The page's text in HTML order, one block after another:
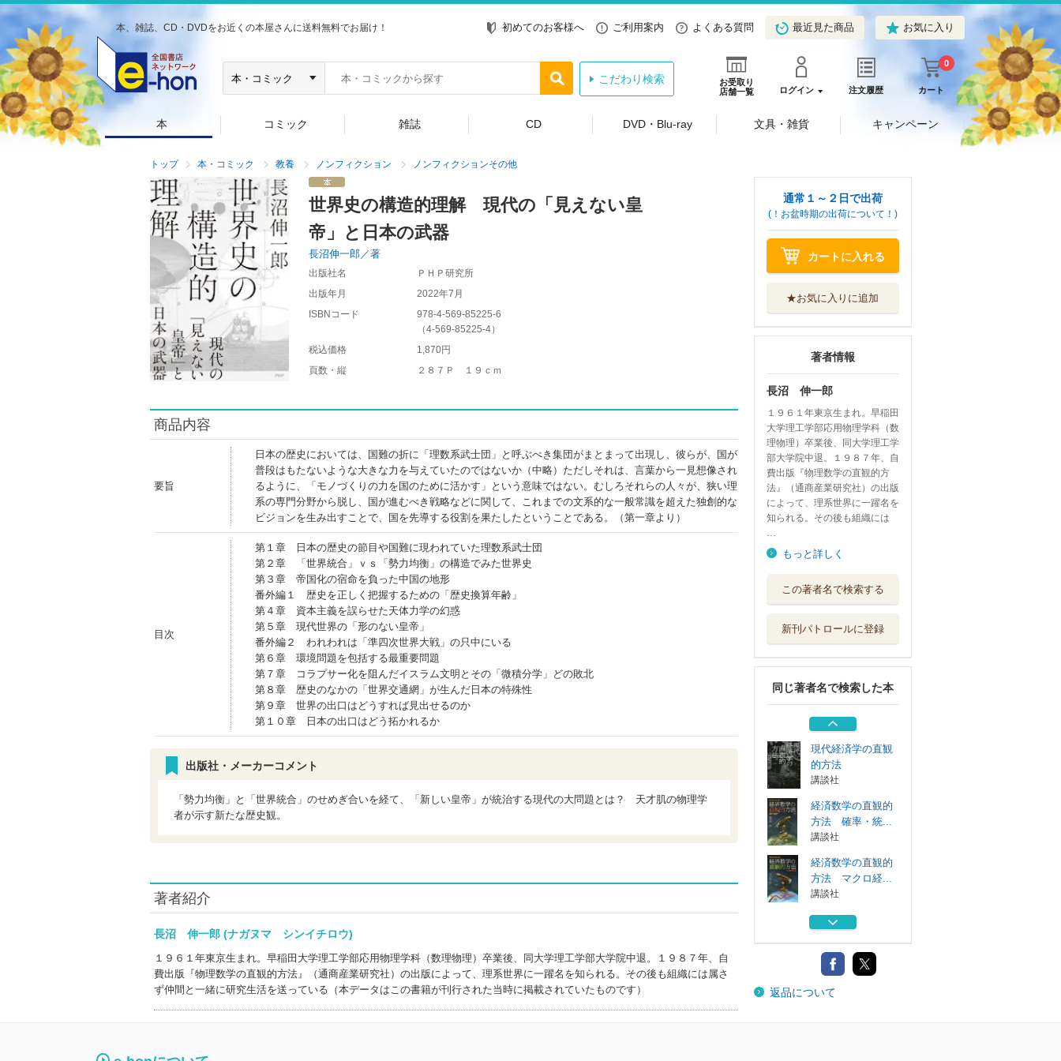
本、雑誌、CD・DVDをお近くの本屋さんに送料無料でお届け！ 初めてのお客様へ ご利用案内 よくある質問 最近見た商品 お気に入り
お受取り
店舗一覧
ログイン 注文履歴 カート
0
こだわり検索
本 コミック 雑誌 CD DVD・Blu-ray 文具・雑貨 キャンペーン
トップ 本・コミック 教養 ノンフィクション ノンフィクションその他
世界史の構造的理解 現代の「見えない皇
帝」と日本の武器
長沼伸一郎／著
出版社名
ＰＨＰ研究所
出版年月
2022年7月
ISBNコード
978-4-569-85225-6
（4-569-85225-4）
税込価格
1,870円
頁数・縦
２８７Ｐ １９ｃｍ
商品内容
要旨
日本の歴史においては、国難の折に「理数系武士団」と呼ぶべき集団がまとまって出現し、彼らが、国が
普段はもたないような大きな力を与えていたのではないか（中略）ただしそれは、言葉から一見想像され
るように、「モノづくりの力を国のために活かす」という意味ではない。むしろそれらの人々が、狭い理
系の専門分野から脱し、国が進むべき戦略などに関して、これまでの文系的な一般常識を超えた独創的な
ビジョンを生み出すことで、国を先導する役割を果たしたということである。（第一章より）
目次
第１章 日本の歴史の節目や国難に現われていた理数系武士団
第２章 「世界統合」ｖｓ「勢力均衡」の構造でみた世界史
第３章 帝国化の宿命を負った中国の地形
番外編１ 歴史を正しく把握するための「歴史換算年齢」
第４章 資本主義を誤らせた天体力学の幻惑
第５章 現代世界の「形のない皇帝」
番外編２ われわれは「準四次世界大戦」の只中にいる
第６章 環境問題を包括する最重要問題
第７章 コラプサー化を阻んだイスラム文明とその「微積分学」どの敗北
第８章 歴史のなかの「世界交通網」が生んだ日本の特殊性
第９章 世界の出口はどうすれば見出せるのか
第１０章 日本の出口はどう拓かれるか
出版社・メーカーコメント
「勢力均衡」と「世界統合」のせめぎ合いを経て、「新しい皇帝」が統治する現代の大問題とは？ 天才肌の物理学
者が示す新たな歴史観。
著者紹介
長沼 伸一郎 (ナガヌマ シンイチロウ)
１９６１年東京生まれ。早稲田大学理工学部応用物理学科（数理物理）卒業後、同大学理工学部大学院中退。１９８７年、自
費出版『物理数学の直観的方法』（通商産業研究社）の出版によって、理系世界に一躍名を知られる。その後も組織には属さ
ず仲間と一緒に研究生活を送っている（本データはこの書籍が刊行された当時に掲載されていたものです）
通常１～２日で出荷
(！お盆時期の出荷について！)
カートに入れる
★お気に入りに追加
著者情報
長沼 伸一郎
１９６１年東京生まれ。早稲田
大学理工学部応用物理学科（数
理物理）卒業後、同大学理工学
部大学院中退。１９８７年、自
費出版『物理数学の直観的方
法』（通商産業研究社）の出版
によって、理系世界に一躍名を
知られる。その後も組織には
…
もっと詳しく
この著者名で検索する
新刊パトロールに登録
同じ著者名で検索した本
方法 マクロ経...
物理数学の直観的
講談社
ステルス・デザイ
ンの方法 イル...
通商産業研究社
現代経済学の直観
的方法
講談社
経済数学の直観的
方法 確率・統...
講談社
経済数学の直観的
方法 マクロ経...
講談社
物理数学の直観的
講談社
ステルス・デザイ
ンの方法 イル...
返品について